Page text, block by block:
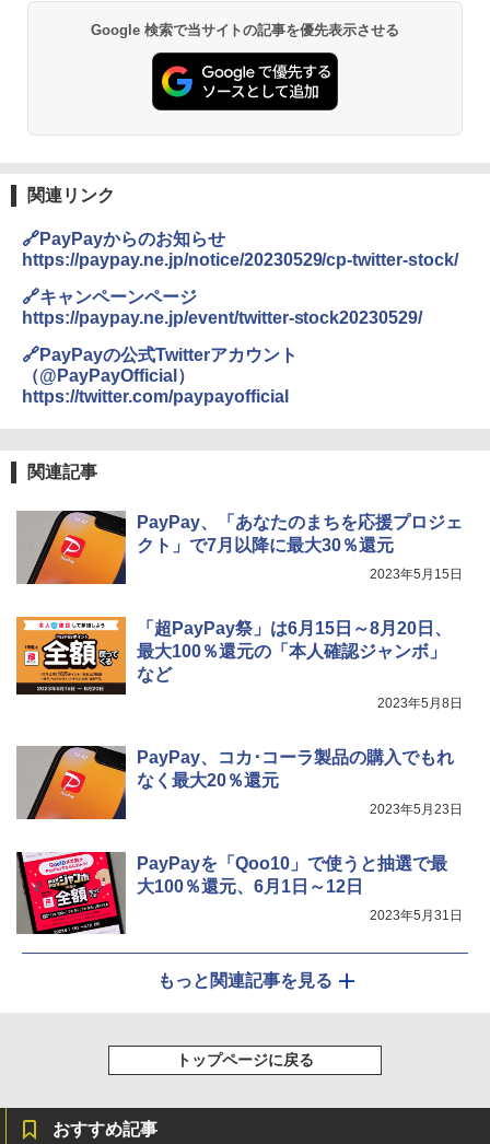
Google 検索で当サイトの記事を優先表示させる
関連リンク
🔗PayPayからのお知らせ
https://paypay.ne.jp/notice/20230529/cp-twitter-stock/
🔗キャンペーンページ
https://paypay.ne.jp/event/twitter-stock20230529/
🔗PayPayの公式Twitterアカウント
（@PayPayOfficial）
https://twitter.com/paypayofficial
関連記事
PayPay、「あなたのまちを応援プロジェ
クト」で7月以降に最大30％還元
2023年5月15日
「超PayPay祭」は6月15日～8月20日、
最大100％還元の「本人確認ジャンボ」
など
2023年5月8日
PayPay、コカ･コーラ製品の購入でもれ
なく最大20％還元
2023年5月23日
PayPayを「Qoo10」で使うと抽選で最
大100％還元、6月1日～12日
2023年5月31日
もっと関連記事を見る
トップページに戻る
おすすめ記事